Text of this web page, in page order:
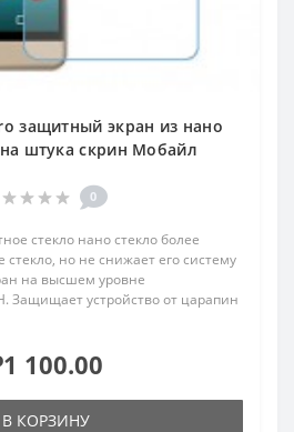
защитный экран из нано
штука скрин Мобайл
0
стекло нано стекло более
стекло, но не снижает его систему
на высшем уровне
Защищает устройство от царапин
100.00
В КОРЗИНУ